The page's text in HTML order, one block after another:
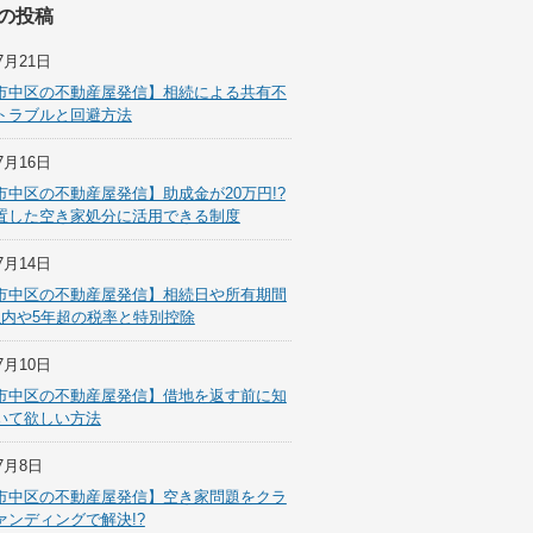
投稿
21日
中区の不動産屋発信】相続による共有不
ラブルと回避方法
16日
中区の不動産屋発信】助成金が20万円!?
した空き家処分に活用できる制度
14日
中区の不動産屋発信】相続日や所有期間
や5年超の税率と特別控除
10日
中区の不動産屋発信】借地を返す前に知
て欲しい方法
8日
中区の不動産屋発信】空き家問題をクラ
ンディングで解決!?